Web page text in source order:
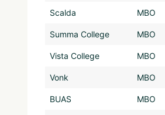
Scalda MBO
Summa College MBO
Vista College MBO
Vonk MBO
BUAS MBO